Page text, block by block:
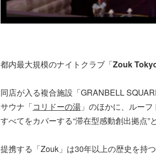
都内最大規模のナイトクラブ「Zouk
同店が入る複合施設「GRANBELL
サウナ「コリドーの湯 」のほかに、ルー
すべてをカバーする“滞在型感動創出拠点”
提携する「Zouk」は30年以上の歴史を持